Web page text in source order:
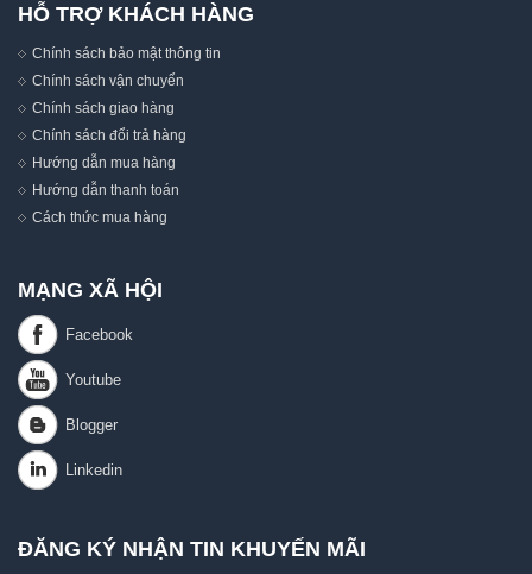
HỖ TRỢ KHÁCH HÀNG
Chính sách bảo mật thông tin
Chính sách vận chuyển
Chính sách giao hàng
Chính sách đổi trả hàng
Hướng dẫn mua hàng
Hướng dẫn thanh toán
Cách thức mua hàng
MẠNG XÃ HỘI
ĐĂNG KÝ NHẬN TIN KHUYẾN MÃI